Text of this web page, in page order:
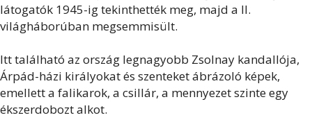
látogatók 1945-ig tekinthették meg, majd a II.
világháborúban megsemmisült.
Itt található az ország legnagyobb Zsolnay kandallója,
Árpád-házi királyokat és szenteket ábrázoló képek,
emellett a falikarok, a csillár, a mennyezet szinte egy
ékszerdobozt alkot.